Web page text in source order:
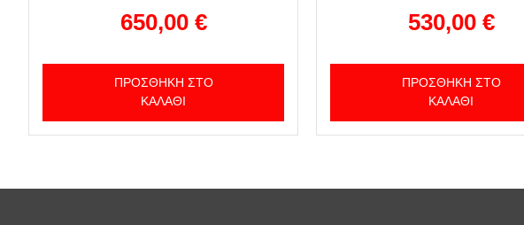
650,00 €
ΠΡΟΣΘΉΚΗ ΣΤΟ
ΚΑΛΆΘΙ
530,00 €
ΠΡΟΣΘΉΚΗ ΣΤΟ
ΚΑΛΆΘΙ